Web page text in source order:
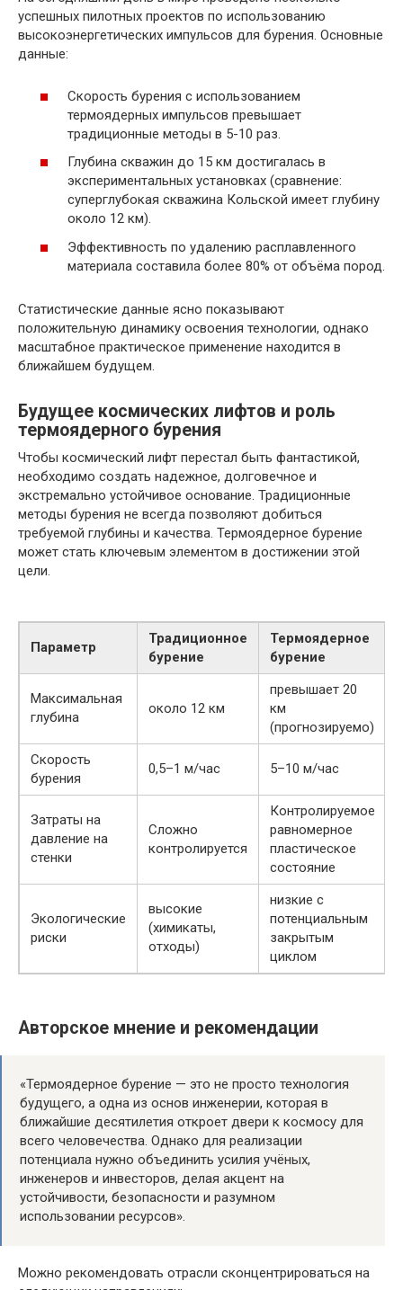
успешных пилотных проектов по использованию
высокоэнергетических импульсов для бурения. Основные
данные:
Скорость бурения с использованием
термоядерных импульсов превышает
традиционные методы в 5-10 раз.
Глубина скважин до 15 км достигалась в
экспериментальных установках (сравнение:
суперглубокая скважина Кольской имеет глубину
около 12 км).
Эффективность по удалению расплавленного
материала составила более 80% от объёма пород.
Статистические данные ясно показывают
положительную динамику освоения технологии, однако
масштабное практическое применение находится в
ближайшем будущем.
Будущее космических лифтов и роль
термоядерного бурения
Чтобы космический лифт перестал быть фантастикой,
необходимо создать надежное, долговечное и
экстремально устойчивое основание. Традиционные
методы бурения не всегда позволяют добиться
требуемой глубины и качества. Термоядерное бурение
может стать ключевым элементом в достижении этой
цели.
Параметр
Традиционное
бурение
Термоядерное
бурение
Максимальная
глубина
около 12 км
превышает 20
км
(прогнозируемо)
Скорость
бурения
0,5–1 м/час 5–10 м/час
Затраты на
давление на
стенки
Сложно
контролируется
Контролируемое
равномерное
пластическое
состояние
Экологические
риски
высокие
(химикаты,
отходы)
низкие с
потенциальным
закрытым
циклом
Авторское мнение и рекомендации
«Термоядерное бурение — это не просто технология
будущего, а одна из основ инженерии, которая в
ближайшие десятилетия откроет двери к космосу для
всего человечества. Однако для реализации
потенциала нужно объединить усилия учёных,
инженеров и инвесторов, делая акцент на
устойчивости, безопасности и разумном
использовании ресурсов».
Можно рекомендовать отрасли сконцентрироваться на